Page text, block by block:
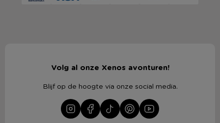
Volg al onze Xenos avonturen!
Blijf op de hoogte via onze social media.